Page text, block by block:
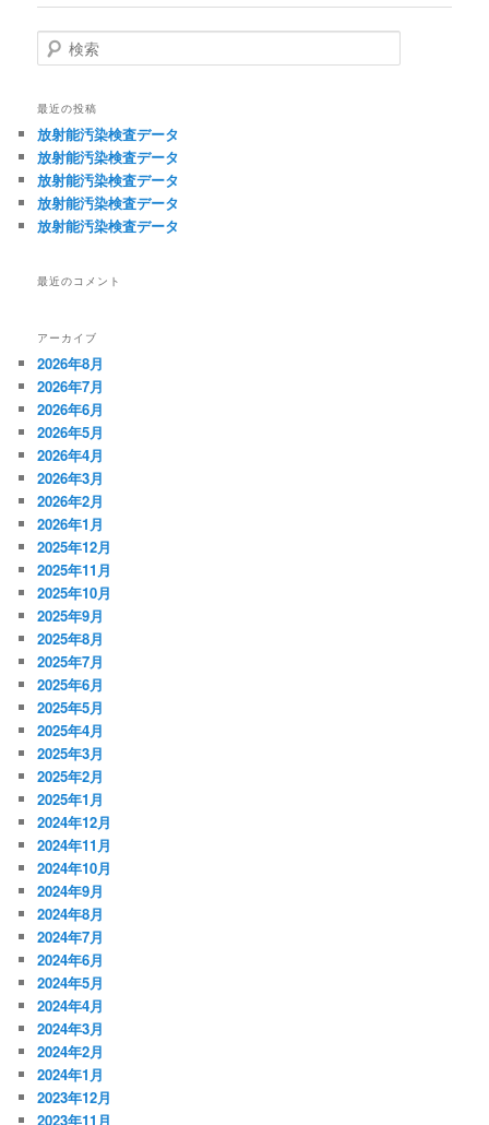
ナ
ビ
ゲ
シ
ョ
ン
検
索
最近の投稿
放射能汚染検査データ
放射能汚染検査データ
放射能汚染検査データ
放射能汚染検査データ
放射能汚染検査データ
最近のコメント
アーカイブ
2026年8月
2026年7月
2026年6月
2026年5月
2026年4月
2026年3月
2026年2月
2026年1月
2025年12月
2025年11月
2025年10月
2025年9月
2025年8月
2025年7月
2025年6月
2025年5月
2025年4月
2025年3月
2025年2月
2025年1月
2024年12月
2024年11月
2024年10月
2024年9月
2024年8月
2024年7月
2024年6月
2024年5月
2024年4月
2024年3月
2024年2月
2024年1月
2023年12月
2023年11月